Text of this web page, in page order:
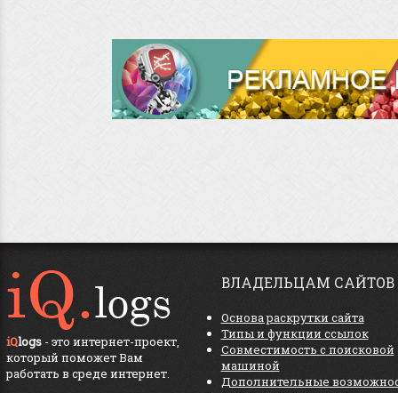
iQlogs - это интернет-проект,
который поможет Вам
работать в среде интернет.
ВЛАДЕЛЬЦАМ САЙТОВ
Основа раскрутки сайта
Типы и функции ссылок
Совместимость с поисковой
машиной
Дополнительные